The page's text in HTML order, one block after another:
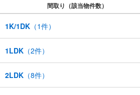
＼本物件の他にも気になる物件がある方へ/
不動産業者間で不動産情報が共有されているの
他隣接エリアでもご内覧が可能です！
【大曽根営業所】
○地下鉄名城線、JR中央線「大曽根」駅徒歩1分
○お子様が遊べるキッズスペースあり
○定休日ございません
間取り（該当物件数）
1K/1DK （1件）
1LDK （2件）
2LDK （8件）